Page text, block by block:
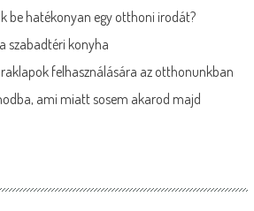
be hatékonyan egy otthoni irodát?
szabadtéri konyha
felhasználására az otthonunkban
ami miatt sosem akarod majd